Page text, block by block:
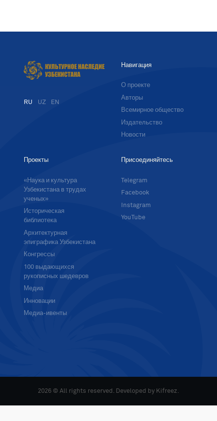
RU UZ EN
Навигация
О проекте
Авторы
Всемирное общество
Издательство
Новости
Проекты
«Наука и культура
Узбекистана в трудах
ученых»
Историческая
библиотека
Архитектурная
эпиграфика Узбекистана
Конгрессы
100 выдающихся
рукописных шедевров
Медиа
Инновации
Медиа-ивенты
Присоединяйтесь
Telegram
Facebook
Instagram
YouTube
2026 © All rights reserved. Developed by Kifreez.